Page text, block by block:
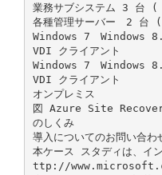
業務サブシステム 3 台
各種管理サーバー 2 台
Windows 7 Windows
VDI クライアント
Windows 7 Windows
VDI クライアント
オンプレミス
図 Azure Site
のしくみ
導入についてのお問い合わ
本ケース スタディは、イ
ttp://